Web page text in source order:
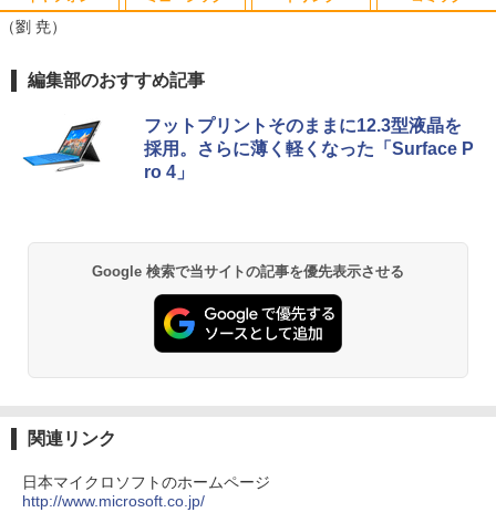
1
ポイント10倍 中古パソコン デスクトッ
D 120GB/DVD-ROM/送料無料【オプショ
￥24,800
ャンス】GMKtec ミニpc G3 Pro Intel C
ore i3 10110U 16GB DDR4 64GBまで増
設 512GB SSD M.2 2242 最大8TB Wind
ows11 Pro mini pc 4.1GHz WIFI6 BT5.
2 小型PC VESA対応 ミニパソコン 2画面
高性能 みにpc nucbox 省エネ デスクト
ップPC
3
[VETESA正規販売店]デスクトップパソ
コン PC 一体型 新品 Windows11 27型 C
ore i7 第4世代 Office付き メモリ16GB
1
Aランクパーティを離脱した俺は、元教
￥792
2
異世界ウォーキング（14） 【電子書籍】
[ あるくひと ]
【漫画全巻セット】【中古】遊戯王［文
庫版］ ＜1〜22巻完結＞ 高橋和希
￥9,030
ル） （完全版） 全34巻完結（ジャンプ
コミックスデラックス） （コミック） 全
Anker Soundcore P40i オフホワイト
￥7,990
Anker Soundcore Liberty 5 ミッドナイトブ
【2026年アップグレード版】AOKIMI ワイヤ
レスイヤホン bluetooth イヤホン V12 小型
BRUCE WAYNE feat. Flo Milli, ATL Jacob
[Explicit]
￥250
￥250
On My Road (Stadium ver.)
On My Road (Stadium ver.)
【Amazon.co.jp限定】 い・ろ・は・す 2L P
ET ラベルレス ×8本
￥1,112
ットル (Smart Basic)
￥1,380
by Amazon 炭酸水 ラベルレス 500ml ×24本
薬屋のひとりごと 17巻 (デジタル版ビッグガ
ンガンコミックス)
￥770
￥832
ONE PIECE モノクロ版 115 (ジャンプコミッ
HUNTER×HUNTER モノクロ版 39 (ジャンプ
コミックスDIGITAL)
（劉 尭）
編集部のおすすめ記事
フットプリントそのままに12.3型液晶を
採用。さらに薄く軽くなった「Surface P
ro 4」
Google 検索で当サイトの記事を優先表示させる
関連リンク
日本マイクロソフトのホームページ
http://www.microsoft.co.jp/